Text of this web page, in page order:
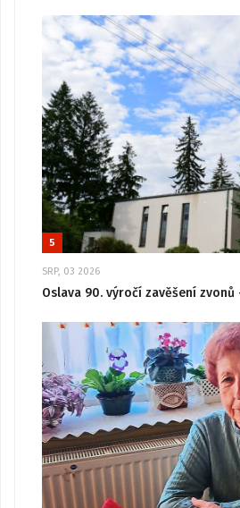
5
SRP, 03 2026
Oslava 90. výročí zavěšení zvonů